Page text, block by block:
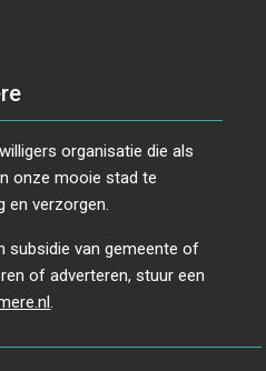
organisatie die als
onze mooie stad te
en verzorgen.
subsidie van gemeente of
of adverteren, stuur een
.